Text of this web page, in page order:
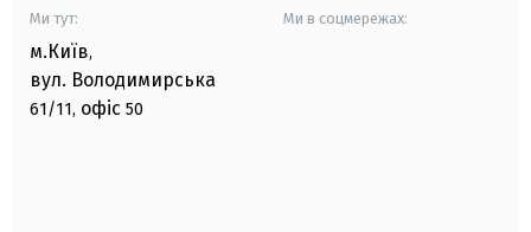
Ми тут:
м.Київ,
вул. Володимирська
61/11, офіс 50
Ми в соцмережах: